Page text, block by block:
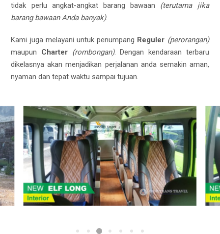
tidak perlu angkat-angkat barang bawaan (terutama jika
barang bawaan Anda banyak).
Kami juga melayani untuk penumpang Reguler (perorangan)
maupun Charter (rombongan). Dengan kendaraan terbaru
dikelasnya akan menjadikan perjalanan anda semakin aman,
nyaman dan tepat waktu sampai tujuan.